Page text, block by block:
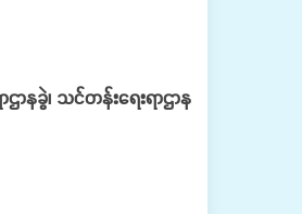
ဌာနခွဲ၊ သင်တန်းရေးရာဌာန